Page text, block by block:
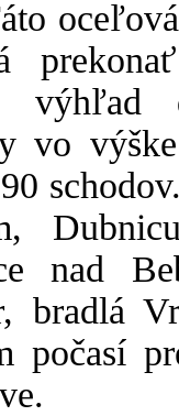
vo
nad
bradlá
počasí